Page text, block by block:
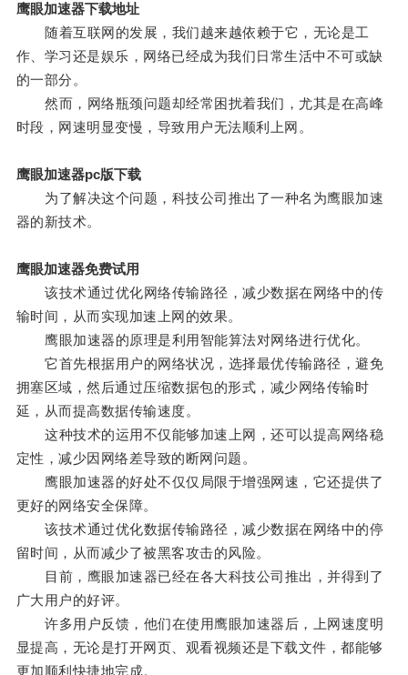
鹰眼加速器下载地址
随着互联网的发展，我们越来越依赖于它，无论是工
作、学习还是娱乐，网络已经成为我们日常生活中不可或缺
的一部分。
然而，网络瓶颈问题却经常困扰着我们，尤其是在高峰
时段，网速明显变慢，导致用户无法顺利上网。
鹰眼加速器pc版下载
为了解决这个问题，科技公司推出了一种名为鹰眼加速
器的新技术。
鹰眼加速器免费试用
该技术通过优化网络传输路径，减少数据在网络中的传
输时间，从而实现加速上网的效果。
鹰眼加速器的原理是利用智能算法对网络进行优化。
它首先根据用户的网络状况，选择最优传输路径，避免
拥塞区域，然后通过压缩数据包的形式，减少网络传输时
延，从而提高数据传输速度。
这种技术的运用不仅能够加速上网，还可以提高网络稳
定性，减少因网络差导致的断网问题。
鹰眼加速器的好处不仅仅局限于增强网速，它还提供了
更好的网络安全保障。
该技术通过优化数据传输路径，减少数据在网络中的停
留时间，从而减少了被黑客攻击的风险。
目前，鹰眼加速器已经在各大科技公司推出，并得到了
广大用户的好评。
许多用户反馈，他们在使用鹰眼加速器后，上网速度明
显提高，无论是打开网页、观看视频还是下载文件，都能够
更加顺利快捷地完成。